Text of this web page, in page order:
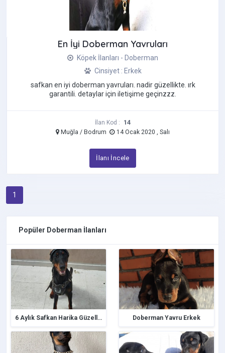
En İyi Doberman Yavruları
Köpek İlanları - Doberman
Cinsiyet : Erkek
safkan en iyi doberman yavruları. nadir güzellikte. irk
garantili. detaylar için iletişime geçinzzz.
İlan Kod : 14
Muğla / Bodrum 14 Ocak 2020 , Salı
İlanı İncele
1
Popüler Doberman İlanları
6 Aylık Safkan Harika Güzellikte Doberman Doberman Yavru Erkek